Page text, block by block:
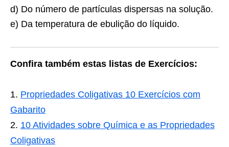
d) Do número de partículas dispersas na solução.
e) Da temperatura de ebulição do líquido.
Confira também estas listas de Exercícios:
Propriedades Coligativas 10 Exercícios com
Gabarito
10 Atividades sobre Química e as Propriedades
Coligativas